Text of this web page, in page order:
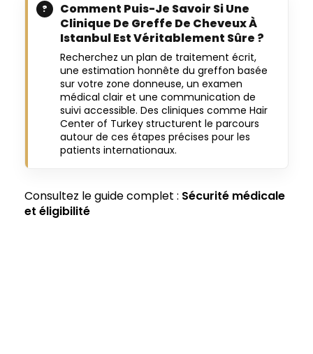
Comment Puis-Je Savoir Si Une
Clinique De Greffe De Cheveux À
Istanbul Est Véritablement Sûre ?
Recherchez un plan de traitement écrit,
une estimation honnête du greffon basée
sur votre zone donneuse, un examen
médical clair et une communication de
suivi accessible. Des cliniques comme Hair
Center of Turkey structurent le parcours
autour de ces étapes précises pour les
patients internationaux.
Consultez le guide complet : Sécurité médicale
et éligibilité